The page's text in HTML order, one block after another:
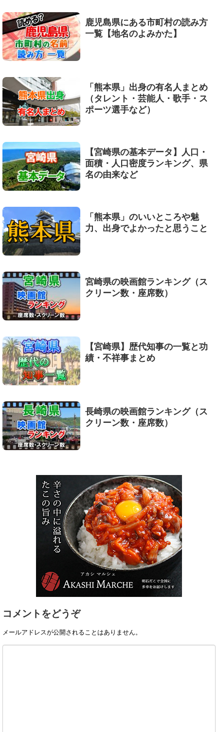
鹿児島県にある市町村の読み方
一覧【地名のよみかた】
「熊本県」出身の有名人まとめ
（タレント・芸能人・歌手・ス
ポーツ選手など）
【宮崎県の基本データ】人口・
面積・人口密度ランキング、県
名の由来など
「熊本県」のいいところや魅
力、出身でよかったと思うこと
宮崎県の映画館ランキング（ス
クリーン数・座席数）
【宮崎県】歴代知事の一覧と功
績・不祥事まとめ
長崎県の映画館ランキング（ス
クリーン数・座席数）
コメントをどうぞ
メールアドレスが公開されることはありません。